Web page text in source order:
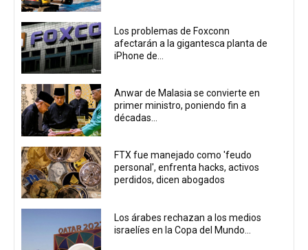
Los problemas de Foxconn
afectarán a la gigantesca planta de
iPhone de...
Anwar de Malasia se convierte en
primer ministro, poniendo fin a
décadas...
FTX fue manejado como 'feudo
personal', enfrenta hacks, activos
perdidos, dicen abogados
Los árabes rechazan a los medios
israelíes en la Copa del Mundo...